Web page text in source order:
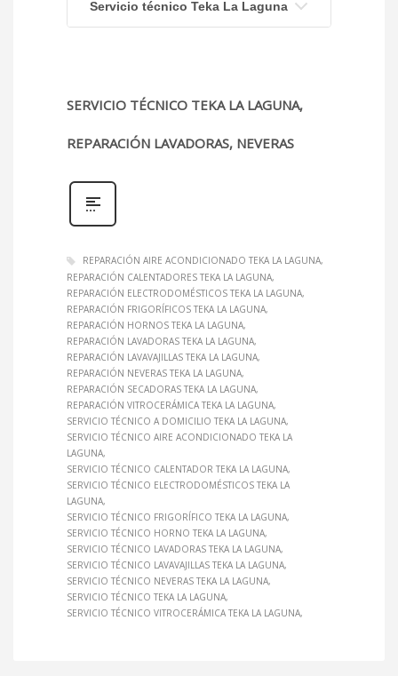
Servicio técnico Teka La Laguna
SERVICIO TÉCNICO TEKA LA LAGUNA,
REPARACIÓN LAVADORAS, NEVERAS
REPARACIÓN AIRE ACONDICIONADO TEKA LA LAGUNA
REPARACIÓN CALENTADORES TEKA LA LAGUNA
REPARACIÓN ELECTRODOMÉSTICOS TEKA LA LAGUNA
REPARACIÓN FRIGORÍFICOS TEKA LA LAGUNA
REPARACIÓN HORNOS TEKA LA LAGUNA
REPARACIÓN LAVADORAS TEKA LA LAGUNA
REPARACIÓN LAVAVAJILLAS TEKA LA LAGUNA
REPARACIÓN NEVERAS TEKA LA LAGUNA
REPARACIÓN SECADORAS TEKA LA LAGUNA
REPARACIÓN VITROCERÁMICA TEKA LA LAGUNA
SERVICIO TÉCNICO A DOMICILIO TEKA LA LAGUNA
SERVICIO TÉCNICO AIRE ACONDICIONADO TEKA LA
LAGUNA
SERVICIO TÉCNICO CALENTADOR TEKA LA LAGUNA
SERVICIO TÉCNICO ELECTRODOMÉSTICOS TEKA LA
LAGUNA
SERVICIO TÉCNICO FRIGORÍFICO TEKA LA LAGUNA
SERVICIO TÉCNICO HORNO TEKA LA LAGUNA
SERVICIO TÉCNICO LAVADORAS TEKA LA LAGUNA
SERVICIO TÉCNICO LAVAVAJILLAS TEKA LA LAGUNA
SERVICIO TÉCNICO NEVERAS TEKA LA LAGUNA
SERVICIO TÉCNICO TEKA LA LAGUNA
SERVICIO TÉCNICO VITROCERÁMICA TEKA LA LAGUNA